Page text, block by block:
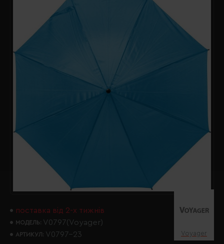
поставка від 2-х тижнів
МОДЕЛЬ: V0797(Voyager)
АРТИКУЛ: V0797-23 Voyager